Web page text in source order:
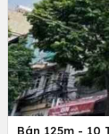
Bán 125m - 10